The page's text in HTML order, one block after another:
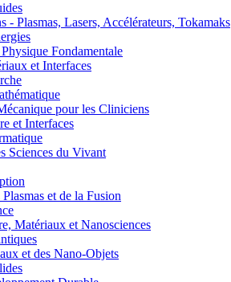
Plasmas, Lasers, Accélérateurs, Tokamaks
Fondamentale
et Interfaces
pour les Cliniciens
et Interfaces
Sciences du Vivant
et de la Fusion
Matériaux et Nanosciences
et des Nano-Objets